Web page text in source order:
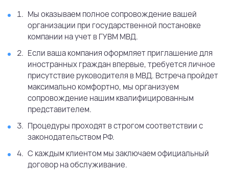
Мы оказываем полное сопровождение вашей
организации при государственной постановке
компании на учет в ГУВМ МВД.
Если ваша компания оформляет приглашение для
иностранных граждан впервые, требуется личное
присутствие руководителя в МВД. Встреча пройдет
максимально комфортно, мы организуем
сопровождение нашим квалифицированным
представителем.
Процедуры проходят в строгом соответствии с
законодательством РФ.
С каждым клиентом мы заключаем официальный
договор на обслуживание.